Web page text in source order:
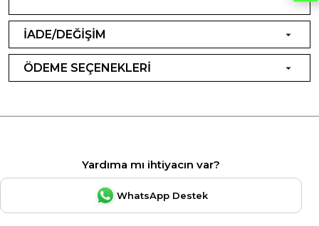
İADE/DEĞİŞİM
ÖDEME SEÇENEKLERİ
Yardıma mı ihtiyacın var?
WhatsApp Destek